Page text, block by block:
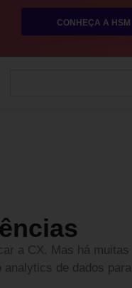
CONHEÇA A HSM
a CX. Mas há muitas
de dados para